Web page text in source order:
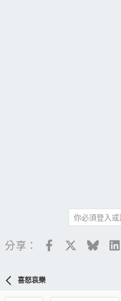
你必須登入或
分享： Facebook
喜怒哀樂